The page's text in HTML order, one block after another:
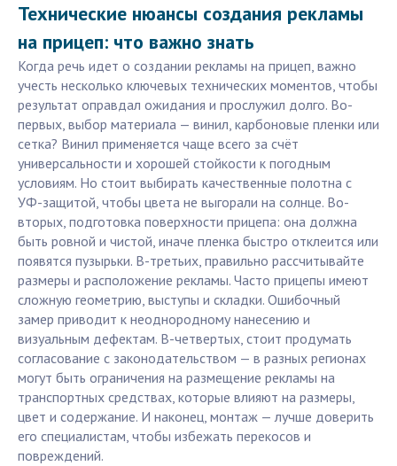
Технические нюансы создания рекламы
на прицеп: что важно знать
Когда речь идет о создании рекламы на прицеп, важно
учесть несколько ключевых технических моментов, чтобы
результат оправдал ожидания и прослужил долго. Во-
первых, выбор материала — винил, карбоновые пленки или
сетка? Винил применяется чаще всего за счёт
универсальности и хорошей стойкости к погодным
условиям. Но стоит выбирать качественные полотна с
УФ-защитой, чтобы цвета не выгорали на солнце. Во-
вторых, подготовка поверхности прицепа: она должна
быть ровной и чистой, иначе пленка быстро отклеится или
появятся пузырьки. В-третьих, правильно рассчитывайте
размеры и расположение рекламы. Часто прицепы имеют
сложную геометрию, выступы и складки. Ошибочный
замер приводит к неоднородному нанесению и
визуальным дефектам. В-четвертых, стоит продумать
согласование с законодательством — в разных регионах
могут быть ограничения на размещение рекламы на
транспортных средствах, которые влияют на размеры,
цвет и содержание. И наконец, монтаж — лучше доверить
его специалистам, чтобы избежать перекосов и
повреждений.